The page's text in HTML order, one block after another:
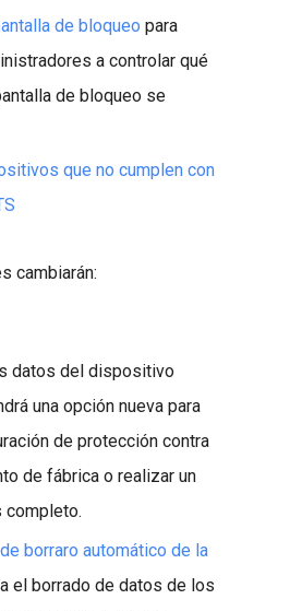
de bloqueo para
a controlar qué
de bloqueo se
que no cumplen con
cambiarán:
datos del dispositivo
una opción nueva para
de protección contra
de fábrica o realizar un
completo.
borraro automático de la
el borrado de datos de los